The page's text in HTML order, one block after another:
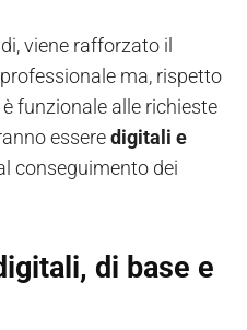
viene rafforzato il
ma, rispetto
funzionale alle richieste
esseredigitali e
conseguimento dei
di base e